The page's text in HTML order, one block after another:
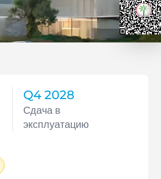
Q4 2028
Сдача в
эксплуатацию